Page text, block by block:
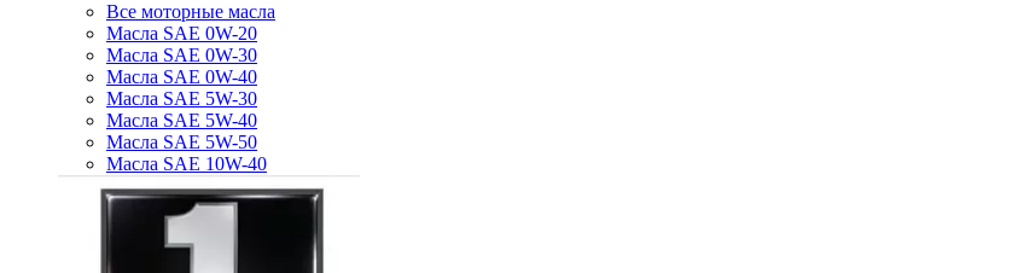
Все моторные масла
Масла SAE 0W-20
Масла SAE 0W-30
Масла SAE 0W-40
Масла SAE 5W-30
Масла SAE 5W-40
Масла SAE 5W-50
Масла SAE 10W-40